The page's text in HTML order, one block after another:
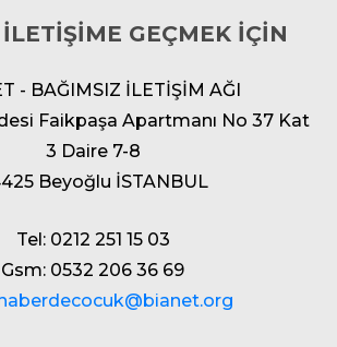
GEÇMEK İÇİN
- BAĞIMSIZ İLETİŞİM AĞI
Faikpaşa Apartmanı No 37 Kat
3 Daire 7-8
Beyoğlu İSTANBUL
Tel: 0212 251 15 03
Gsm: 0532 206 36 69